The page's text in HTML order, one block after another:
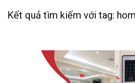
Kết quả tìm kiếm với tag: